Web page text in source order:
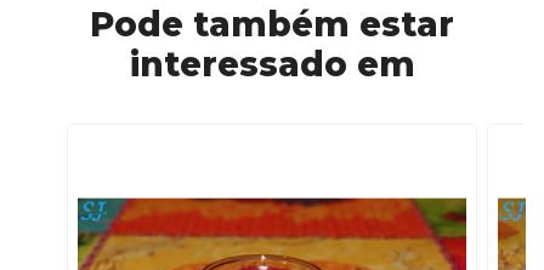
Pode também estar
interessado em